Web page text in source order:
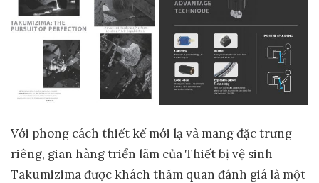
Với phong cách thiết kế mới lạ và mang đặc trưng
riêng, gian hàng triển lãm của Thiết bị vệ sinh
Takumizima được khách thăm quan đánh giá là một